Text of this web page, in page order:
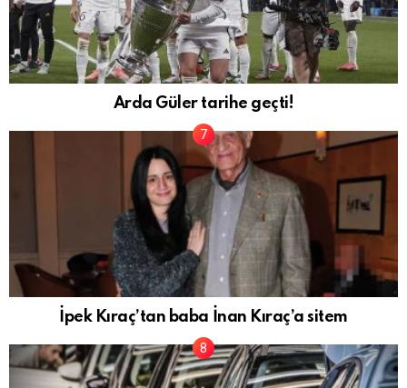
Arda Güler tarihe geçti!
İpek Kıraç’tan baba İnan Kıraç’a sitem